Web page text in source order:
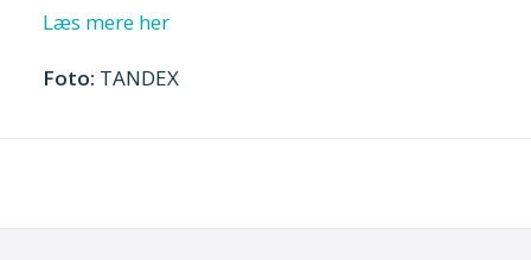
Læs mere her
Foto: TANDEX